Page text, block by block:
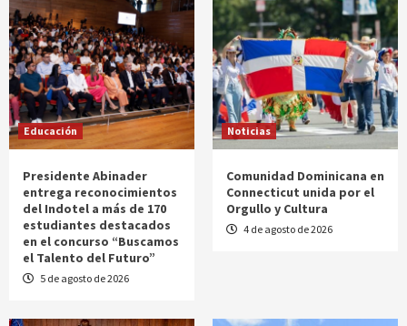
Educación
Presidente Abinader
entrega reconocimientos
del Indotel a más de 170
estudiantes destacados
en el concurso “Buscamos
el Talento del Futuro”
5 de agosto de 2026
Noticias
Comunidad Dominicana en
Connecticut unida por el
Orgullo y Cultura
4 de agosto de 2026